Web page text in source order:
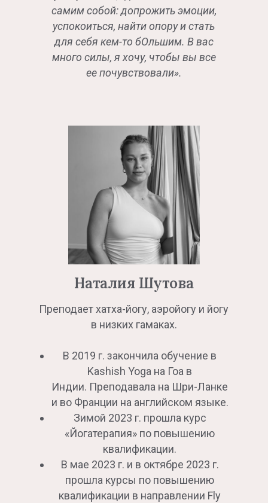
самим собой: допрожить эмоции,
успокоиться, найти опору и стать
для себя кем-то бОльшим. В вас
много силы, я хочу, чтобы вы все
ее почувствовали».
Наталия Шутова
Преподает хатха-йогу, аэройогу и йогу
в низких гамаках.
В 2019 г. закончила обучение в
Kashish Yoga на Гоа в
Индии. Преподавала на Шри-Ланке
и во Франции на английском языке.
Зимой 2023 г. прошла курс
«Йогатерапия» по повышению
квалификации.
В мае 2023 г. и в октябре 2023 г.
прошла курсы по повышению
квалификации в направлении Fly